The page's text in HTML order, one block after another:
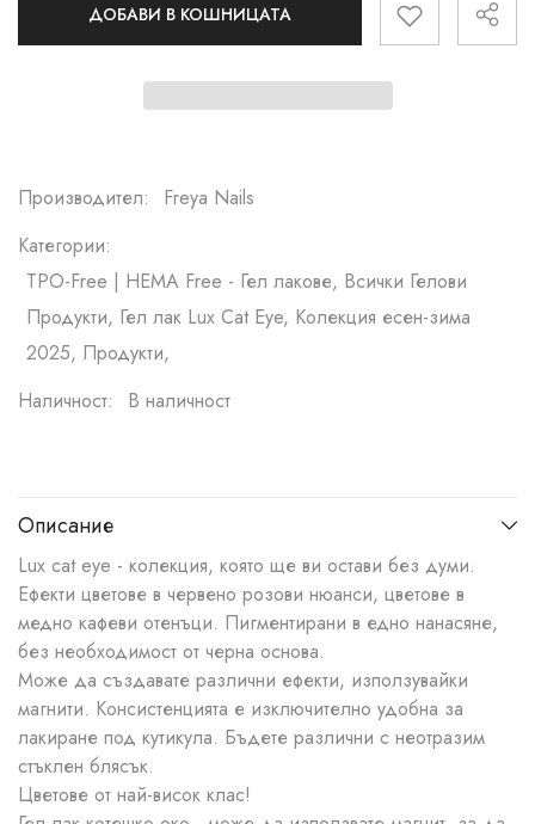
ДОБАВИ В КОШНИЦАТА
Производител:
Freya Nails
Категории:
TPO-Free | HEMA Free - Гел лакове, Всички Гелови
Продукти, Гел лак Lux Cat Eye, Колекция есен-зима
2025, Продукти,
Наличност:
В наличност
Описание
Lux cat eye - колекция, която ще ви остави без думи.
Ефекти цветове в червено розови нюанси, цветове в
медно кафеви отенъци. Пигментирани в едно нанасяне,
без необходимост от черна основа.
Може да създавате различни ефекти, използувайки
магнити. Консистенцията е изключително удобна за
лакиране под кутикула. Бъдете различни с неотразим
стъклен блясък.
Цветове от най-висок клас!